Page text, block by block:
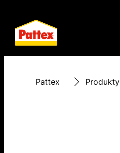
Pattex Produkty